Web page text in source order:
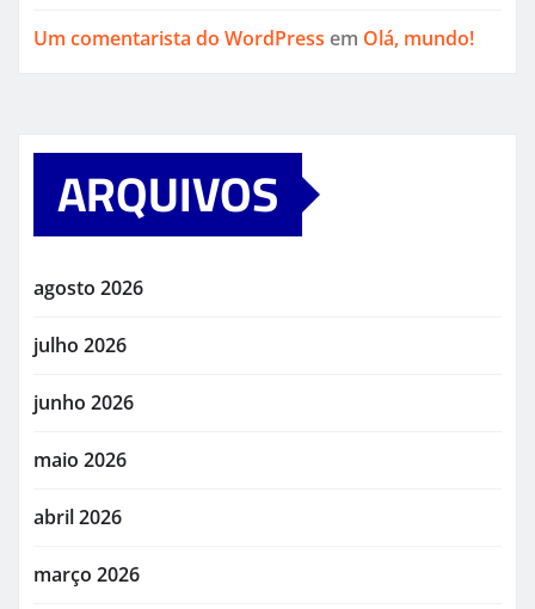
Um comentarista do WordPress em Olá, mundo!
ARQUIVOS
agosto 2026
julho 2026
junho 2026
maio 2026
abril 2026
março 2026